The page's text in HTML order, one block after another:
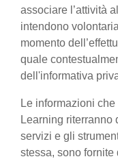
associare l’attività
intendono
momento
quale
dell'informativa
Le informazioni
Learning riterranno
servizi e gli
stessa, sono